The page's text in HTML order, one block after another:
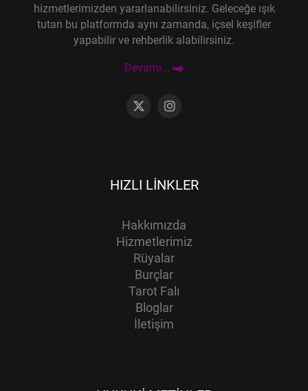
hizmetlerimizden yararlanabilirsiniz. Geleceğe ışık
tutan bu platformda aynı zamanda, içsel keşifler
yapabilir ve rehberlik alabilirsiniz.
Devamı...
HIZLI LINKLER
Hakkımızda
Hizmetlerimiz
Rüyalar
Burçlar
Tarot Falı
Bloglar
İletişim